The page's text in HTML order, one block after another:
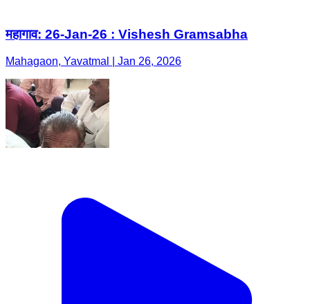
महागाव: 26-Jan-26 : Vishesh Gramsabha
Mahagaon, Yavatmal | Jan 26, 2026